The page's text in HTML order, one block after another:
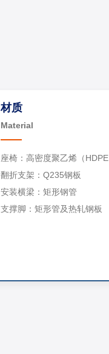
材质
Material
座椅：高密度聚乙烯（HDPE
翻折支架：Q235钢板
安装横梁：矩形钢管
支撑脚：矩形管及热轧钢板